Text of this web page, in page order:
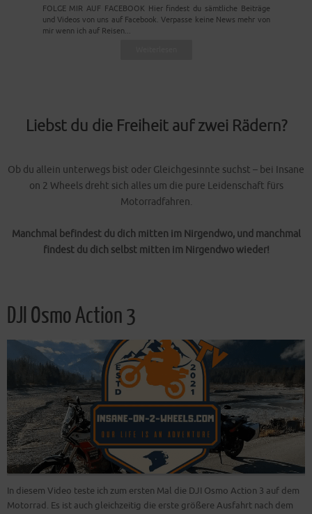
FOLGE MIR AUF FACEBOOK Hier findest du sämtliche Beiträge
und Videos von uns auf Facebook. Verpasse keine News mehr von
mir wenn ich auf Reisen...
Liebst du die Freiheit auf zwei Rädern?
Ob du allein unterwegs bist oder Gleichgesinnte suchst – bei Insane
on 2 Wheels dreht sich alles um die pure Leidenschaft fürs
Motorradfahren.
Manchmal befindest du dich mitten im Nirgendwo, und manchmal
findest du dich selbst mitten im Nirgendwo wieder!
DJI Osmo Action 3
In diesem Video teste ich zum ersten Mal die DJI Osmo Action 3 auf dem
Motorrad. Es ist auch gleichzeitig die erste größere Ausfahrt nach dem